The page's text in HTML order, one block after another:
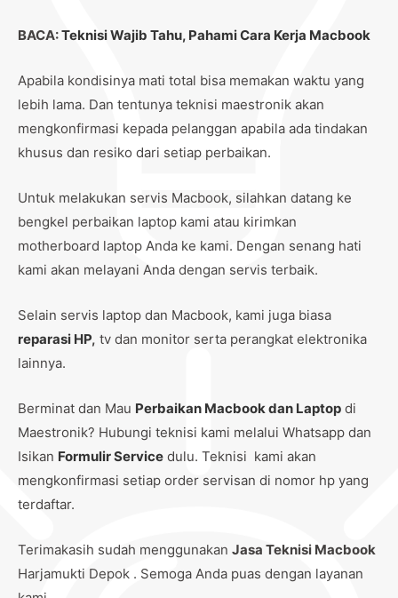
BACA:Teknisi Wajib Tahu, Pahami Cara Kerja Macbook
Apabila kondisinya mati total bisa memakan waktu yang
lebih lama. Dan tentunya teknisi maestronik akan
mengkonfirmasi kepada pelanggan apabila ada tindakan
khusus dan resiko dari setiap perbaikan.
Untuk melakukan servis Macbook, silahkan datang ke
bengkel perbaikan laptop kami atau kirimkan
motherboard laptop Anda ke kami. Dengan senang hati
kami akan melayani Anda dengan servis terbaik.
Selain servis laptop dan Macbook, kami juga biasa
reparasi HP, tv dan monitor serta perangkat elektronika
lainnya.
Berminat dan Mau Perbaikan Macbook dan Laptop di
Maestronik? Hubungi teknisi kami melalui Whatsapp dan
Isikan Formulir Service dulu. Teknisi kami akan
mengkonfirmasi setiap order servisan di nomor hp yang
terdaftar.
Terimakasih sudah menggunakan Jasa Teknisi Macbook
Harjamukti Depok . Semoga Anda puas dengan layanan